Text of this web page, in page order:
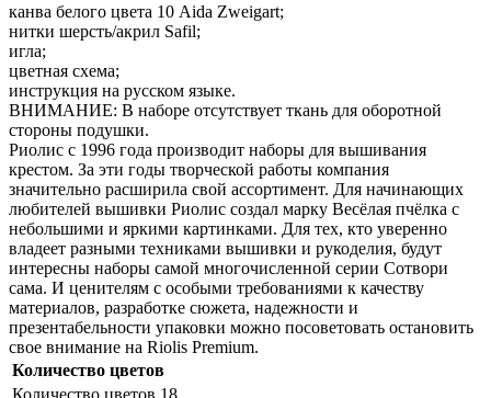
канва белого цвета 10 Aida Zweigart;
нитки шерсть/акрил Safil;
игла;
цветная схема;
инструкция на русском языке.
ВНИМАНИЕ: В наборе отсутствует ткань для оборотной
стороны подушки.
Риолис с 1996 года производит наборы для вышивания
крестом. За эти годы творческой работы компания
значительно расширила свой ассортимент. Для начинающих
любителей вышивки Риолис создал марку Весёлая пчёлка с
небольшими и яркими картинками. Для тех, кто уверенно
владеет разными техниками вышивки и рукоделия, будут
интересны наборы самой многочисленной серии Сотвори
сама. И ценителям с особыми требованиями к качеству
материалов, разработке сюжета, надежности и
презентабельности упаковки можно посоветовать остановить
свое внимание на Riolis Premium.
Количество цветов
Количество цветов 18